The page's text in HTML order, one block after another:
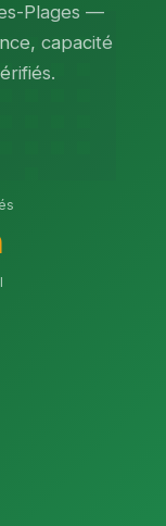
Plages —
capacité